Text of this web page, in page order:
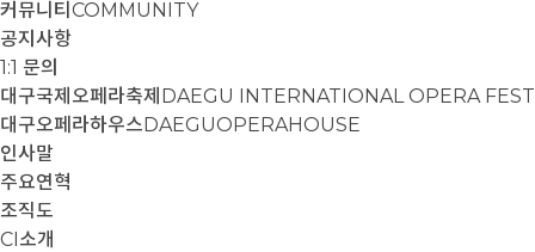
커뮤니티 COMMUNITY
공지사항
1:1 문의
대구국제오페라축제 DAEGU INTERNATIONAL OPERA
대구오페라하우스DAEGUOPERAHOUSE
인사말
주요연혁
조직도
CI소개